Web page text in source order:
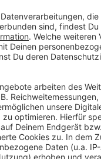
Infektion kann im
Wie groß die Gefahr
ab. Es gibt zwei
Typ und den Typ
Typ auf.